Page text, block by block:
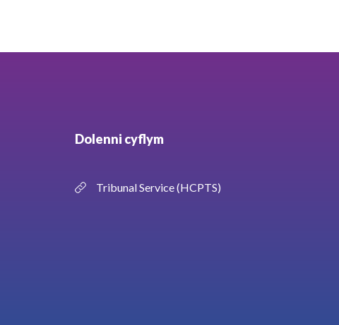
Dolenni cyflym
Tribunal Service (HCPTS)